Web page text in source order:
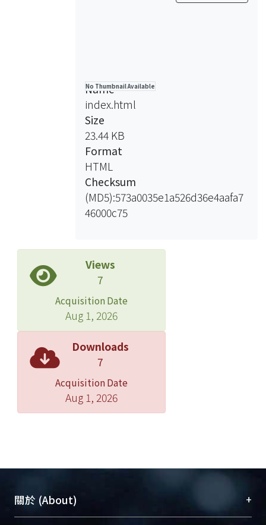
No Thumbnail Available
Name
index.html
Size
23.44 KB
Format
HTML
Checksum
(MD5):573a0035e1a526d36e4aafa7
46000c75
Views
7
Acquisition Date
Aug 1, 2026
Downloads
7
Acquisition Date
Aug 1, 2026
關於 (About) +